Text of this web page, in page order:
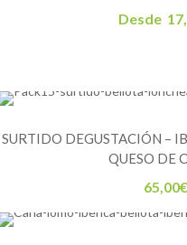
Desde
SURTIDO DEGUSTACIÓN –
QUESO DE
65,00€